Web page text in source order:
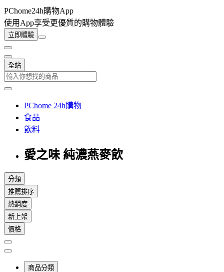
PChome24h購物App
使用App享受更優質的購物體驗
立即體驗
全站
PChome 24h購物
食品
飲料
愛之味 純濃燕麥飲
分類
推薦排序
熱銷度
新上架
價格
商品分類